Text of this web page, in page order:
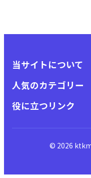
当サイトについて
人気のカテゴリー
役に立つリンク
© 2026